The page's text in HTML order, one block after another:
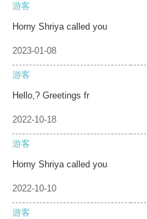
游客
Horny Shriya called you
2023-01-08
游客
Hello,? Greetings fr
2022-10-18
游客
Horny Shriya called you
2022-10-10
游客